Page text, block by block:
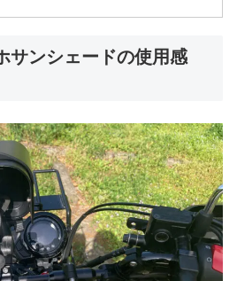
サンシェードの使用感